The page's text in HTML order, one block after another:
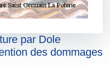
par Dole
des dommages